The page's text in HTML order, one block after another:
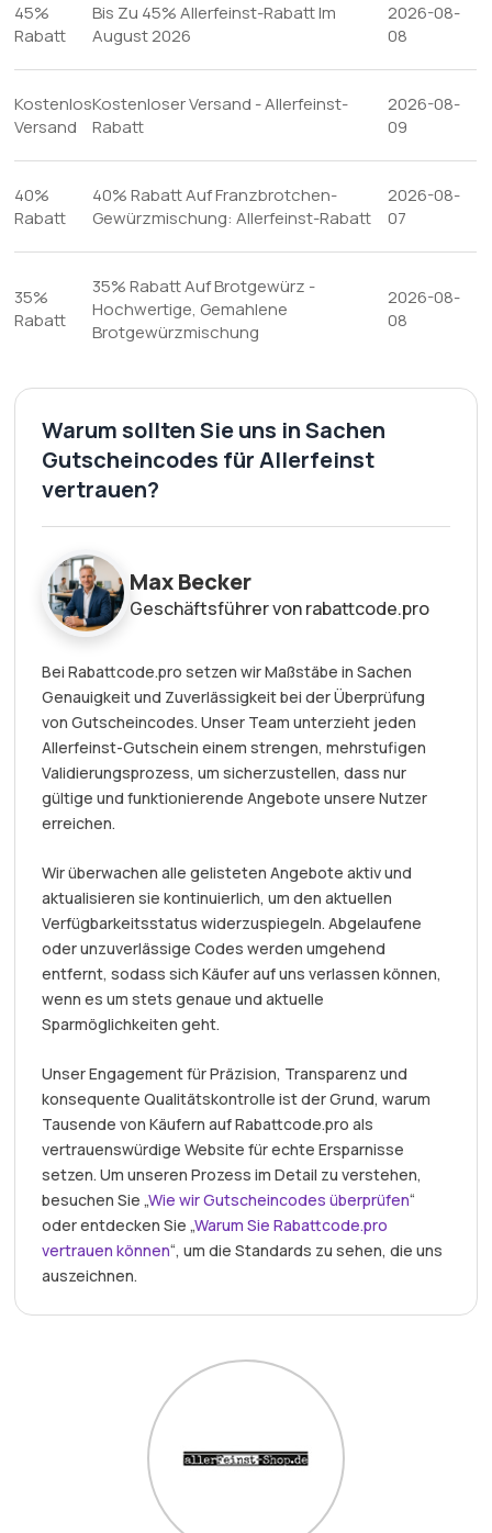
45%
Rabatt
Bis Zu 45% Allerfeinst-Rabatt Im
August 2026
2026-08-
08
Kostenlos
Versand
Kostenloser Versand - Allerfeinst-
Rabatt
2026-08-
09
40%
Rabatt
40% Rabatt Auf Franzbrotchen-
Gewürzmischung: Allerfeinst-Rabatt
2026-08-
07
35%
Rabatt
35% Rabatt Auf Brotgewürz -
Hochwertige, Gemahlene
Brotgewürzmischung
2026-08-
08
Warum sollten Sie uns in Sachen
Gutscheincodes für Allerfeinst
vertrauen?
Max Becker
Geschäftsführer von rabattcode.pro
Bei Rabattcode.pro setzen wir Maßstäbe in Sachen
Genauigkeit und Zuverlässigkeit bei der Überprüfung
von Gutscheincodes. Unser Team unterzieht jeden
Allerfeinst-Gutschein einem strengen, mehrstufigen
Validierungsprozess, um sicherzustellen, dass nur
gültige und funktionierende Angebote unsere Nutzer
erreichen.
Wir überwachen alle gelisteten Angebote aktiv und
aktualisieren sie kontinuierlich, um den aktuellen
Verfügbarkeitsstatus widerzuspiegeln. Abgelaufene
oder unzuverlässige Codes werden umgehend
entfernt, sodass sich Käufer auf uns verlassen können,
wenn es um stets genaue und aktuelle
Sparmöglichkeiten geht.
Unser Engagement für Präzision, Transparenz und
konsequente Qualitätskontrolle ist der Grund, warum
Tausende von Käufern auf Rabattcode.pro als
vertrauenswürdige Website für echte Ersparnisse
setzen. Um unseren Prozess im Detail zu verstehen,
besuchen Sie „Wie wir Gutscheincodes überprüfen“
oder entdecken Sie „Warum Sie Rabattcode.pro
vertrauen können“, um die Standards zu sehen, die uns
auszeichnen.